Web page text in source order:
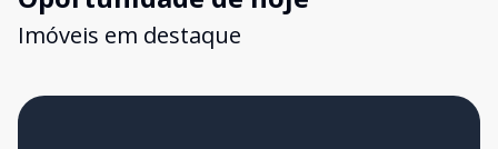
Imóveis em destaque